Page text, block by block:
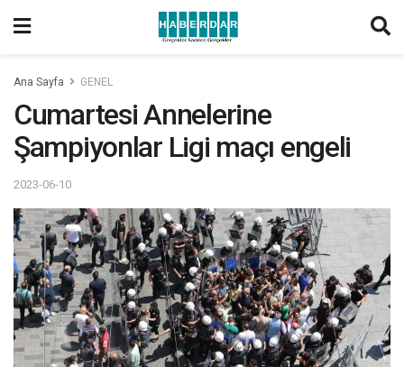
Ana Sayfa GENEL
Cumartesi Annelerine
Şampiyonlar Ligi maçı engeli
2023-06-10